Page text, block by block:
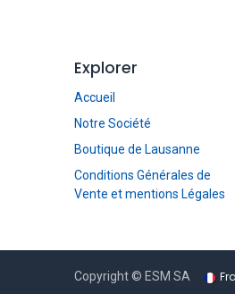
Explorer
Accueil
Notre Société
Boutique de Lausanne
Conditions Générales de
Vente et mentions Légales
Copyright © ESM SA